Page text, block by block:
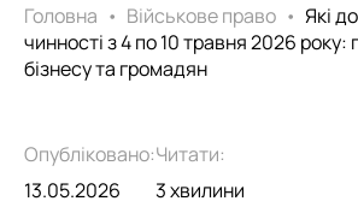
Головна • Військове право • Які
чинності з 4 по 10 травня 2026 року:
бізнесу та громадян
Опубліковано:
13.05.2026
Читати:
3 хвилини